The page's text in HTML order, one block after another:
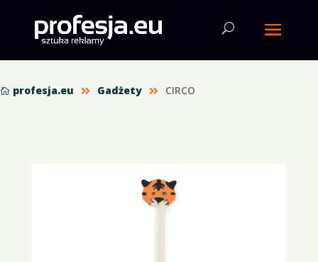
 profesja.eu  Gadżety  CIRCO